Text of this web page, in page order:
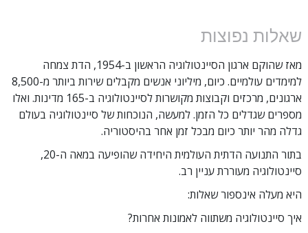
שאלות נפוצות
מאז שהוקם ארגון הסיינטולוגיה הראשון ב-1954, הדת צמחה
למימדים עולמיים. כיום, מיליוני אנשים מקבלים שירות ביותר מ-8,500
ארגונים, מרכזים וקבוצות מקושרות לסיינטולוגיה ב-165 מדינות. ואלו
מספרים שגדלים כל הזמן. למעשה, הנוכחות של סיינטולוגיה בעולם
גדלה מהר יותר כיום מבכל זמן אחר בהיסטוריה.
בתור התנועה הדתית העולמית היחידה שהופיעה במאה ה-20,
סיינטולוגיה מעוררת עניין רב.
היא מעלה אינספור שאלות:
איך סיינטולוגיה משתווה לאמונות אחרות?